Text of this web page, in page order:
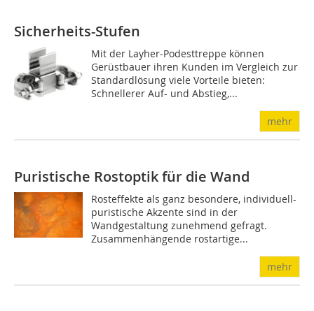
Sicherheits-Stufen
Mit der Layher-Podesttreppe können
Gerüstbauer ihren Kunden im Vergleich zur
Standardlösung viele Vorteile bieten:
Schnellerer Auf- und Abstieg,...
mehr
Puristische Rostoptik für die Wand
Rosteffekte als ganz besondere, individuell-
puristische Ak­zente sind in der
Wandgestaltung zunehmend gefragt.
Zusammenhängende rostartige...
mehr